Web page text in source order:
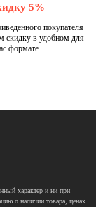
5%
покупателя
скидку в удобном для
формате.
характер и ни при
о наличии товара, ценах